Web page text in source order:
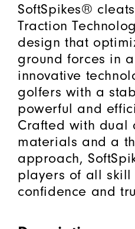
SoftSpikes®
Traction
design that
ground forces in
innovative
golfers with a
powerful and
Crafted with dual
materials and a
approach,
players of all
confidence and